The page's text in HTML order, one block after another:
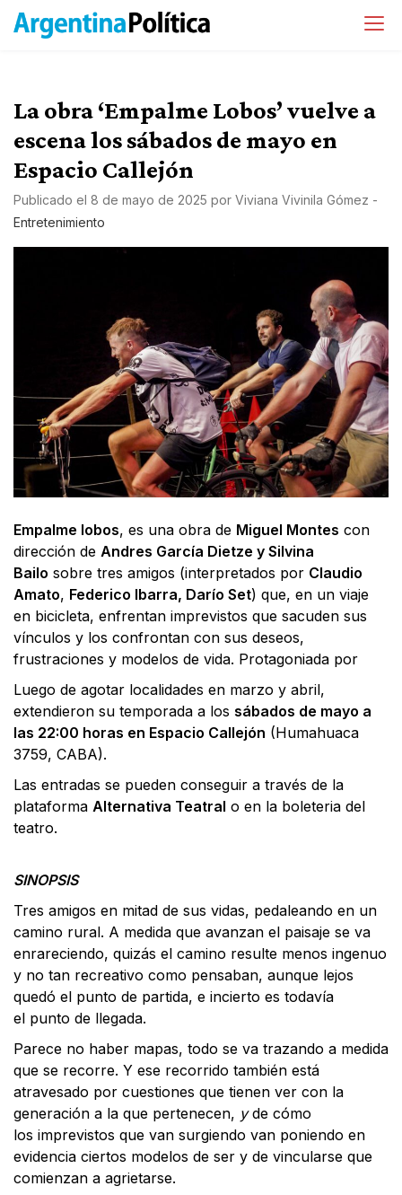
La obra ‘Empalme Lobos’ vuelve a
escena los sábados de mayo en
Espacio Callejón
Publicado el 8 de mayo de 2025 por Viviana Vivinila Gómez -
Entretenimiento
Empalme lobos, es una obra de Miguel Montes con
dirección de Andres García Dietze y Silvina
Bailo sobre tres amigos (interpretados por Claudio
Amato, Federico Ibarra, Darío Set) que, en un viaje
en bicicleta, enfrentan imprevistos que sacuden sus
vínculos y los confrontan con sus deseos,
frustraciones y modelos de vida. Protagoniada por
Luego de agotar localidades en marzo y abril,
extendieron su temporada a los sábados de mayo a
las 22:00 horas en Espacio Callejón (Humahuaca
3759, CABA).
Las entradas se pueden conseguir a través de la
plataforma Alternativa Teatral o en la boleteria del
teatro.
SINOPSIS
Tres amigos en mitad de sus vidas, pedaleando en un
camino rural. A medida que avanzan el paisaje se va
enrareciendo, quizás el camino resulte menos ingenuo
y no tan recreativo como pensaban, aunque lejos
quedó el punto de partida, e incierto es todavía
el punto de llegada.
Parece no haber mapas, todo se va trazando a medida
que se recorre. Y ese recorrido también está
atravesado por cuestiones que tienen ver con la
generación a la que pertenecen, yde cómo
los imprevistos que van surgiendo van poniendo en
evidencia ciertos modelos de ser y de vincularse que
comienzan a agrietarse.